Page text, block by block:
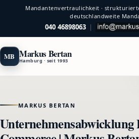
Mandantenvertraulichkeit ·
deutschlandweite
040 46898063 |
MB Markus Bertan
Hamburg · seit 1993
MARKUS BERTAN
Unternehmensabwicklung